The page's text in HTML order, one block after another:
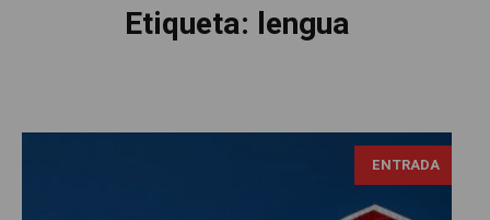
Etiqueta: lengua
ENTRADA